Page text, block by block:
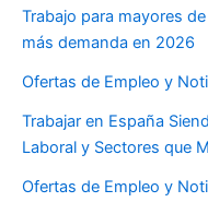
Trabajo para mayores
más demanda en 2026
Ofertas de Empleo y
Trabajar en España
Laboral y Sectores que
Ofertas de Empleo y